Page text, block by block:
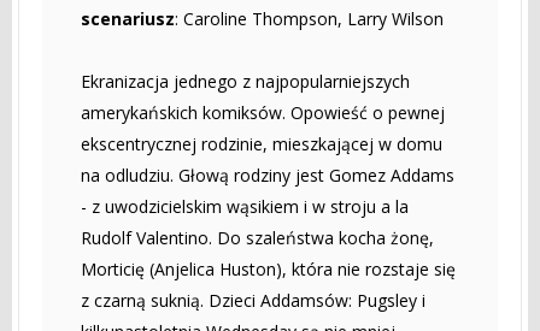
scenariusz: Caroline Thompson, Larry Wilson
Ekranizacja jednego z najpopularniejszych
amerykańskich komiksów. Opowieść o pewnej
ekscentrycznej rodzinie, mieszkającej w domu
na odludziu. Głową rodziny jest Gomez Addams
- z uwodzicielskim wąsikiem i w stroju a la
Rudolf Valentino. Do szaleństwa kocha żonę,
Morticię (Anjelica Huston), która nie rozstaje się
z czarną suknią. Dzieci Addamsów: Pugsley i